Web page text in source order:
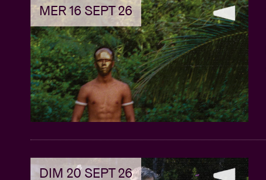
MER 16 SEPT 26
DIM 20 SEPT 26